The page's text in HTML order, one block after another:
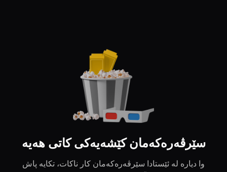
سێرڤەرەکەمان کێشەیەکی کاتی هەیە
وا دیارە لە ئێستادا سێرڤەرەکەمان کار ناکات، تکایە پاش